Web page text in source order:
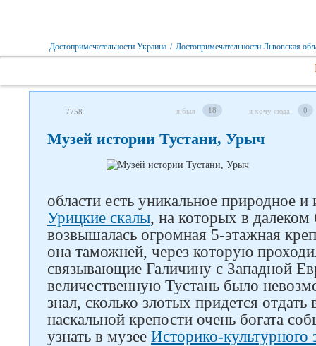
Достопримечательности Украина / Достопримечательности Львовская
7758 я был 18 я хочу сюда 0
Музей истории Тустани, Урыч
области есть уникальное природное
Урицкие скалы, на которых в далеком
возвышалась огромная 5-этажная
она таможней, через которую
связывающие Галичину с Западной
величественную Тустань было
знал, сколько злотых придется отдать
наскальной крепости очень богата
узнать в музее Историко-культурного